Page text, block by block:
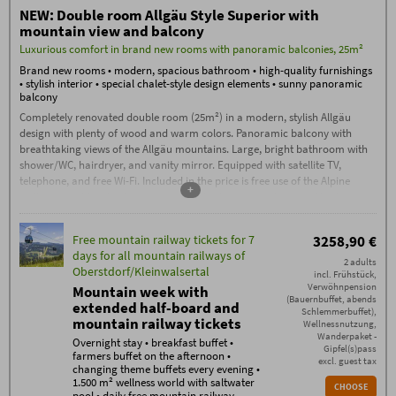
Free mountain railway tickets for 7
days (separate prices for kids) for all
mountain railways at
Oberstdorf/Kleinwalsertal
Booking conditions
Reute 20, D-87561 Oberstdorf, apply.
Check-in from 3:00 PM. If you arrive after
11:00 PM, please contact us by phone on
the day of arrival.
Check-out by 11:00 AM
Garage parking space: €15, outdoor
No deposit required – 70% cancellation fee applies
from the date of booking, except in the case of re-
letting. Cancellations must be made in writing via
email (exclusively to info@hotel-oberstdorf.de).
We recommend taking out travel cancellation
insurance.
Free mountain railway tickets daily
The mountain railway ticket is valid for a maximum
of 7 consecutive days – even for longer stays.
For children up to 6 years old staying in their
parents' room, daily mountain railway tickets are
free. For a child aged 7-16, daily free mountain
railway tickets can be added on-site for a one-time
fee of €54.50. Tickets for each additional child are
NEW: Double room Allgäu Style Superior with
mountain view and balcony
Luxurious comfort in brand new rooms with panoramic balconies, 25m²
Brand new rooms • modern, spacious bathroom • high-quality furnishings
• stylish interior • special chalet-style design elements • sunny panoramic
balcony
Completely renovated double room (25m²) in a modern, stylish Allgäu
design with plenty of wood and warm colors. Panoramic balcony with
breathtaking views of the Allgäu mountains. Large, bright bathroom with
shower/WC, hairdryer, and vanity mirror. Equipped with satellite TV,
telephone, and free Wi-Fi. Included in the price is free use of the Alpine
Wellness World with a large year-round saltwater pool, natural bathing
sauna, flax bath, and much more.
+
Free mountain railway tickets for 7
days for all mountain railways of
Oberstdorf/Kleinwalsertal
Mountain week with
extended half-board and
mountain railway tickets
Overnight stay • breakfast buffet •
farmers buffet on the afternoon •
changing theme buffets every evening •
1.500 m² wellness world with saltwater
3258,90 €
2 adults
incl. Frühstück,
Verwöhnpension
(Bauernbuffet, abends
Schlemmerbuffet),
Wellnessnutzung,
Wanderpaket -
Gipfel(s)pass
excl. guest tax
CHOOSE